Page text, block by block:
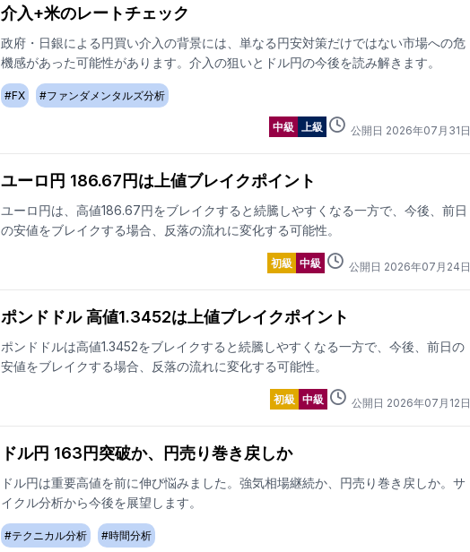
介入+米のレートチェック
政府・日銀による円買い介入の背景には、単なる円安対策だけではない市場への危
機感があった可能性があります。介入の狙いとドル円の今後を読み解きます。
#FX #ファンダメンタルズ分析
中級 上級 公開日 2026年07 月 31 日
ユーロ円 186.67円は上値ブレイクポイント
ユーロ円は、高値186.67円をブレイクすると続騰しやすくなる一方で、今後、前日
の安値をブレイクする場合、反落の流れに変化する可能性。
初級 中級 公開日 2026年07 月 24 日
ポンドドル 高値1.3452は上値ブレイクポイント
ポンドドルは高値1.3452をブレイクすると続騰しやすくなる一方で、今後、前日の
安値をブレイクする場合、反落の流れに変化する可能性。
初級 中級 公開日 2026年07 月 12 日
ドル円 163円突破か、円売り巻き戻しか
ドル円は重要高値を前に伸び悩みました。強気相場継続か、円売り巻き戻しか。サ
イクル分析から今後を展望します。
#テクニカル分析 #時間分析